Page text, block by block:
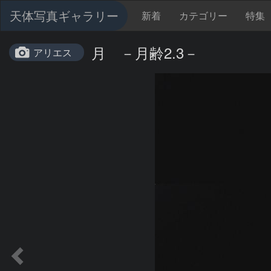
天体写真ギャラリー 新着 カテゴリー 特集
アリエス 月 －月齢2.3－